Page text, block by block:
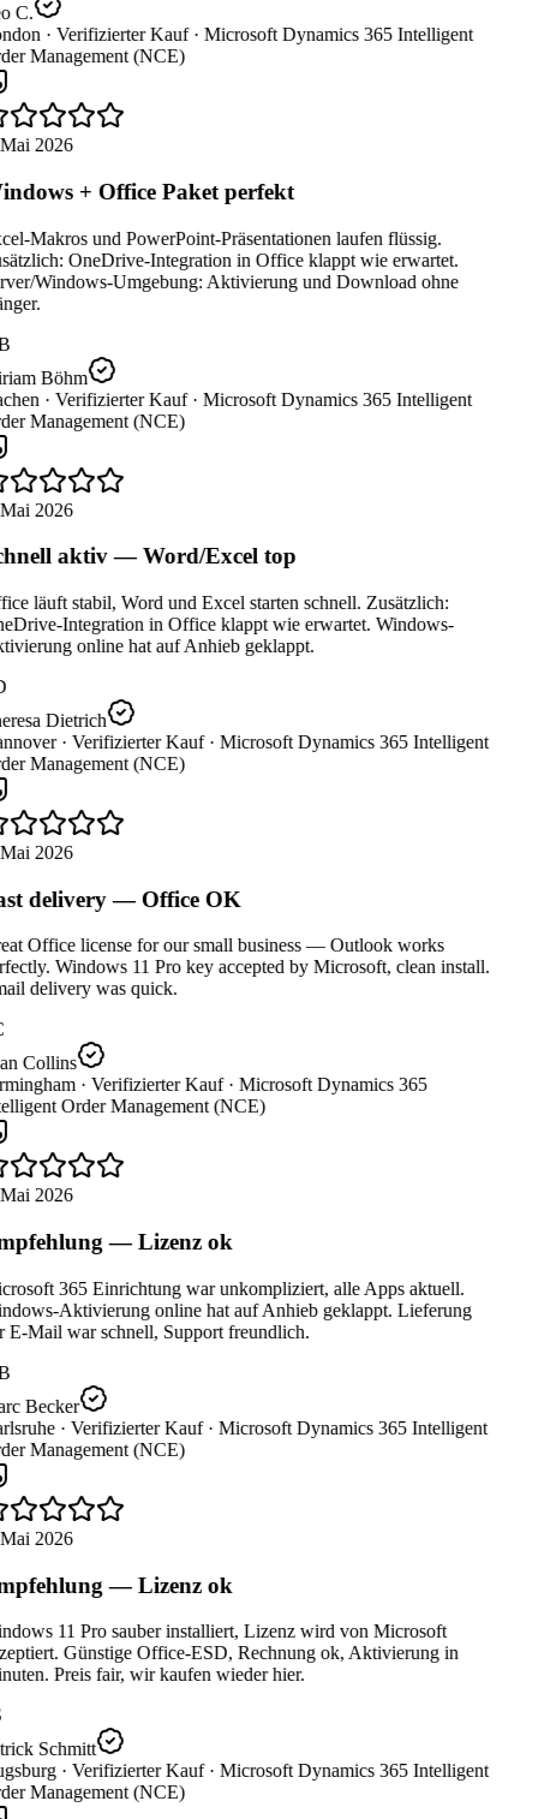
C.
· Verifizierter Kauf · Microsoft Dynamics 365 Intelligent
Management (NCE)
2026
+ Office Paket perfekt
Makros und PowerPoint-Präsentationen laufen flüssig.
OneDrive-Integration in Office klappt wie erwartet.
Windows-Umgebung: Aktivierung und Download ohne
Böhm
· Verifizierter Kauf · Microsoft Dynamics 365 Intelligent
Management (NCE)
2026
aktiv — Word/Excel top
läuft stabil, Word und Excel starten schnell. Zusätzlich:
Integration in Office klappt wie erwartet. Windows-
online hat auf Anhieb geklappt.
Dietrich
· Verifizierter Kauf · Microsoft Dynamics 365 Intelligent
Management (NCE)
2026
delivery — Office OK
Office license for our small business — Outlook works
Windows 11 Pro key accepted by Microsoft, clean install.
delivery was quick.
Collins
· Verifizierter Kauf · Microsoft Dynamics 365
Order Management (NCE)
2026
— Lizenz ok
365 Einrichtung war unkompliziert, alle Apps aktuell.
Aktivierung online hat auf Anhieb geklappt. Lieferung
E-Mail war schnell, Support freundlich.
Becker
· Verifizierter Kauf · Microsoft Dynamics 365 Intelligent
Management (NCE)
2026
— Lizenz ok
11 Pro sauber installiert, Lizenz wird von Microsoft
Günstige Office-ESD, Rechnung ok, Aktivierung in
Preis fair, wir kaufen wieder hier.
Schmitt
· Verifizierter Kauf · Microsoft Dynamics 365 Intelligent
Management (NCE)